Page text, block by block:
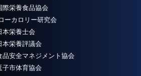
栄養食品協会
ーカロリー研究会
栄養士会
栄養評議会
安全マネジメント協会
市体育協会